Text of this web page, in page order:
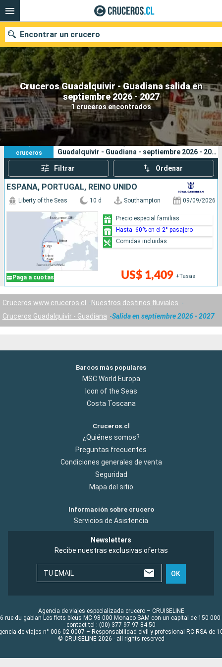
Cruceros Guadalquivir - Guadiana salida en
septiembre 2026 - 2027
1 cruceros encontrados
Encontrar un crucero
Nuestros destinos
Fecha de salida
Compañías
Buscar
1
cruceros
Sus criterios de búsqueda:
Guadalquivir - Guadiana - septiembre 2026 - 2027
Filtrar Ordenar
ESPAÑA, PORTUGAL, REINO UNIDO
Paga a cuotas
Liberty of the Seas 10 d Southampton 09/09/2026
US$ 1,409 +Tasas
Precio especial familias
Hasta -60% en el 2° pasajero
Comidas incluidas
Cruceros www.cruceros.cl
Nuestros destinos fluviales
Cruceros Guadalquivir - Guadiana
Salida en septiembre 2026 - 2027
Barcos más populares
MSC World Europa
Icon of the Seas
Costa Toscana
Cruceros.cl
¿Quiénes somos?
Preguntas frecuentes
Condiciones generales de venta
Seguridad
Mapa del sitio
Información sobre crucero
Servicios de Asistencia
Newsletters
Recibe nuestras exclusivas ofertas
TU EMAIL OK
Agencia de viajes especializada crucero – CRUISELINE
rue du gabian Les flots bleus MC 98 000 Monaco SAM con un capital de 150 000
contact tel : (00) 377 97 97 84 50
de viajes n° 006 02 0007 – Responsabilidad civil y profesional RC RSA de
© CRUISELINE 2026 - all rights reserved